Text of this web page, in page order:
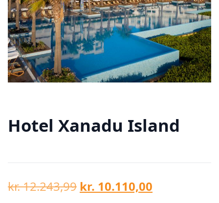
Hotel Xanadu Island
kr.12.243,99 Den
kr. 10.110,00